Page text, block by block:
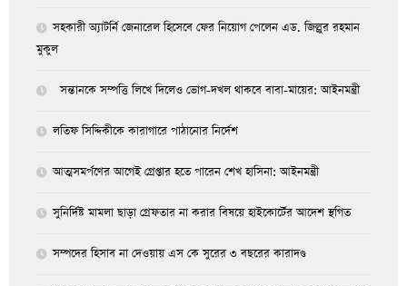
সহকারী অ্যাটর্নি জেনারেল হিসেবে ফের নিয়োগ পেলেন এড. জিল্লুর রহমান
মুকুল
সন্তানকে সম্পত্তি লিখে দিলেও ভোগ-দখল থাকবে বাবা-মায়ের: আইনমন্ত্রী
লতিফ সিদ্দিকীকে কারাগারে পাঠানোর নির্দেশ
আত্মসমর্পণের আগেই গ্রেপ্তার হতে পারেন শেখ হাসিনা: আইনমন্ত্রী
সুনির্দিষ্ট মামলা ছাড়া গ্রেফতার না করার বিষয়ে হাইকোর্টের আদেশ স্থগিত
সম্পদের হিসাব না দেওয়ায় এস কে সুরের ৩ বছরের কারাদণ্ড